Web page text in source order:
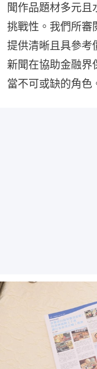
聞作品題材多元
挑戰性。我們所審
提供清晰且具參考
新聞在協助金融界
當不可或缺的角色